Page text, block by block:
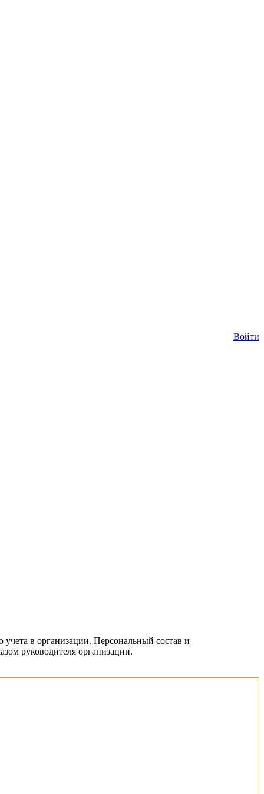
Войти
учета в организации. Персональный состав и
руководителя организации.